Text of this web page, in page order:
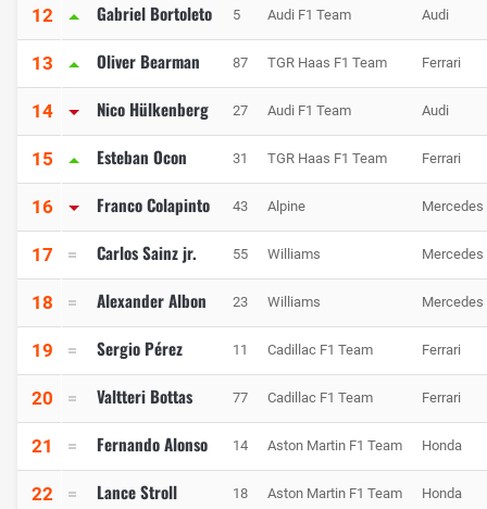
12 Gabriel Bortoleto 5 Audi F1 Team Audi
13 Oliver Bearman 87 TGR Haas F1 Team Ferrari
14 Nico Hülkenberg 27 Audi F1 Team Audi
15 Esteban Ocon 31 TGR Haas F1 Team Ferrari
16 Franco Colapinto 43 Alpine Mercedes
17 Carlos Sainz jr. 55 Williams Mercedes
18 Alexander Albon 23 Williams Mercedes
19 Sergio Pérez 11 Cadillac F1 Team Ferrari
20 Valtteri Bottas 77 Cadillac F1 Team Ferrari
21 Fernando Alonso 14 Aston Martin F1 Team Honda
22 Lance Stroll 18 Aston Martin F1 Team Honda